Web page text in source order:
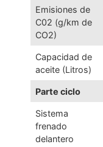
Emisiones de
C02 (g/km de
CO2)
Capacidad de
aceite (Litros)
Parte ciclo
Sistema
frenado
delantero